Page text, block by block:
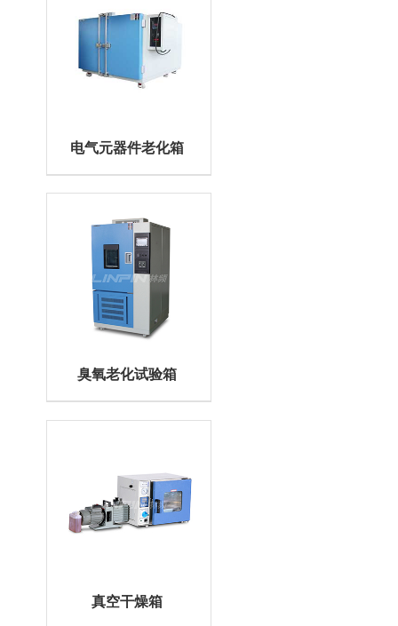
电气元器件老化箱
臭氧老化试验箱
真空干燥箱